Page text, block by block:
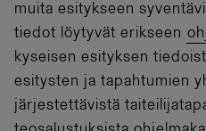
muita esitykseen
tiedot löytyvät erikseen
kyseisen esityksen
esitysten ja tapahtumien
järjestettävistä